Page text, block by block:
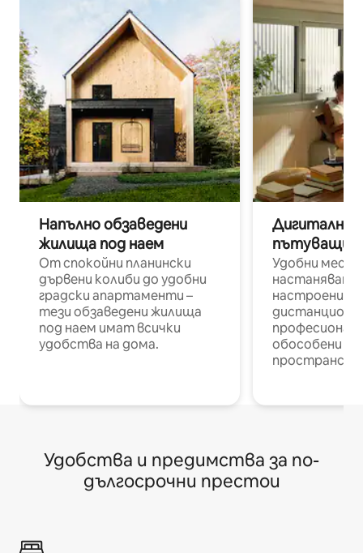
Напълно обзаведени
жилища под наем
От спокойни планински
дървени колиби до удобни
градски апартаменти –
тези обзаведени жилища
под наем имат всички
удобства на дома.
Дигитални
пътуващи
Удобни
настаняване
настроени и
обособени
Удобства и предимства за по-
дългосрочни престои